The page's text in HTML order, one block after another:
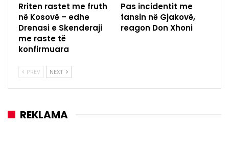
Rriten rastet me fruth
në Kosovë – edhe
Drenasi e Skenderaji
me raste të
konfirmuara
Pas incidentit me
fansin në Gjakovë,
reagon Don Xhoni
PREV NEXT
REKLAMA